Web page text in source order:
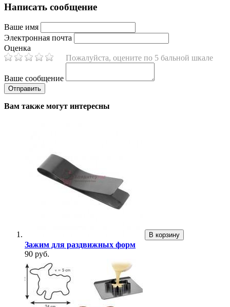
Написать сообщение
Ваше имя
Электронная почта
Оценка
Пожалуйста, оцените по 5 бальной шкале
Ваше сообщение
Вам также могут интересны
В корзину
Зажим для раздвижных форм
90 руб.